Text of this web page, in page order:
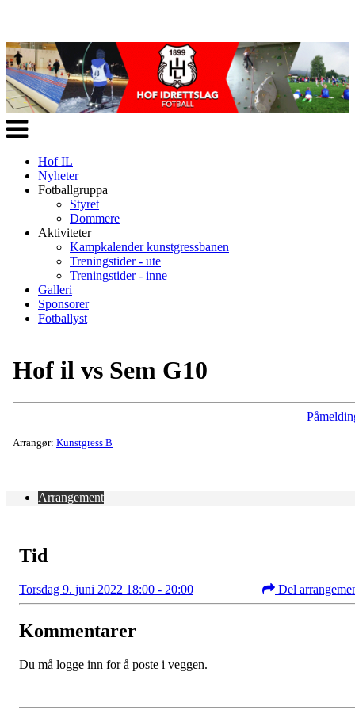
Veksle
navigasjon
Hof IL
Nyheter
Fotballgruppa
Styret
Dommere
Aktiviteter
Kampkalender kunstgressbanen
Treningstider - ute
Treningstider - inne
Galleri
Sponsorer
Fotballyst
Hof il vs Sem G10
Arrangør: Kunstgress B
Arrangement
Tid
Torsdag 9. juni 2022 18:00 - 20:00 Del
Kommentarer
Du må logge inn for å poste i veggen.